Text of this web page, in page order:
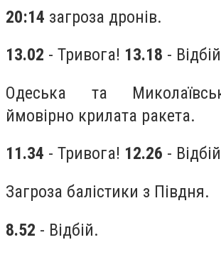
20:14 загроза дронів.
13.02 - Тривога! 13.18 -
Одеська та
ймовірно крилата ракета.
11.34 - Тривога! 12.26 -
Загроза балістики з Півдня.
8.52 - Відбій.